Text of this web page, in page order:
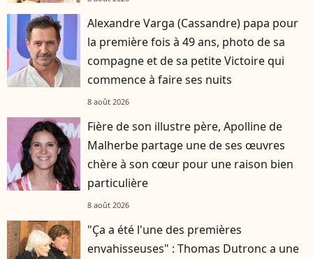
Alexandre Varga (Cassandre) papa pour
la première fois à 49 ans, photo de sa
compagne et de sa petite Victoire qui
commence à faire ses nuits
8 août 2026
Fière de son illustre père, Apolline de
Malherbe partage une de ses œuvres
chère à son cœur pour une raison bien
particulière
8 août 2026
"Ça a été l'une des premières
envahisseuses" : Thomas Dutronc a une